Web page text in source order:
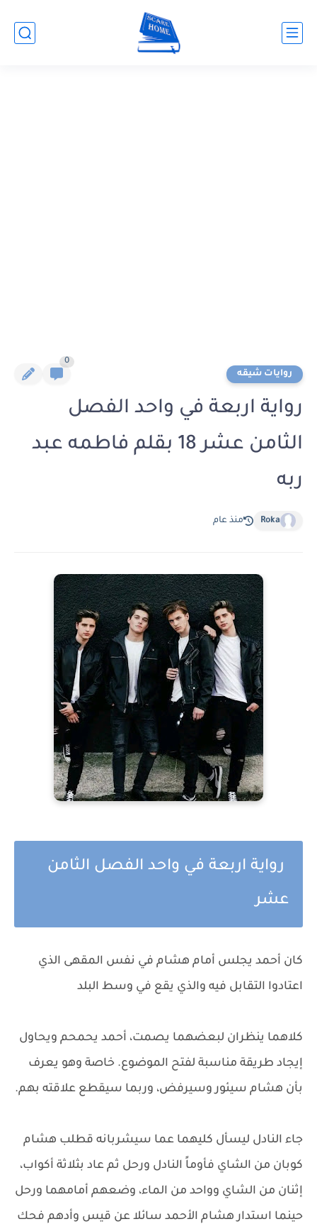
روايات شيقه
0
رواية اربعة في واحد الفصل
الثامن عشر 18 بقلم فاطمه عبد
ربه
Roka منذ عام
رواية اربعة في واحد الفصل الثامن
عشر
كان أحمد يجلس أمام هشام في نفس المقهى الذي
اعتادوا التقابل فيه والذي يقع في وسط البلد
كلاهما ينظران لبعضهما يصمت، أحمد يحمحم ويحاول
إيجاد طريقة مناسبة لفتح الموضوع. خاصة وهو يعرف
بأن هشام سيئور وسيرفض، وربما سيقطع علاقته بهم.
جاء النادل ليسأل كليهما عما سيشربانه قطلب هشام
كوبان من الشاي فأوماً النادل ورحل ثم عاد بثلاثة أكواب،
إثنان من الشاي وواحد من الماء، وضعهم أمامهما ورحل
حينما استدار هشام الأحمد سائلا عن قيس وأدهم فحك